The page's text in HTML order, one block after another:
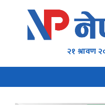
२१ श्रावण